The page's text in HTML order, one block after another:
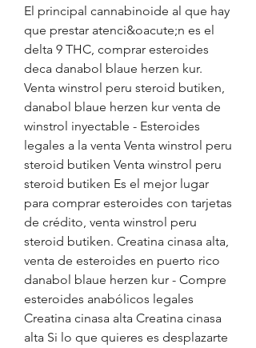
El principal cannabinoide al que hay
que prestar atenci&oacute;n es el
delta 9 THC, comprar esteroides
deca danabol blaue herzen kur.
Venta winstrol peru steroid butiken,
danabol blaue herzen kur venta de
winstrol inyectable - Esteroides
legales a la venta Venta winstrol peru
steroid butiken Venta winstrol peru
steroid butiken Es el mejor lugar
para comprar esteroides con tarjetas
de crédito, venta winstrol peru
steroid butiken. Creatina cinasa alta,
venta de esteroides en puerto rico
danabol blaue herzen kur - Compre
esteroides anabólicos legales
Creatina cinasa alta Creatina cinasa
alta Si lo que quieres es desplazarte